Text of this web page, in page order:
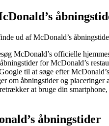
ud af McDonald’s
McDonald’s officielle
for McDonald’s
til at søge efter
om åbningstider og placeringer
at bruge din
åbningstider